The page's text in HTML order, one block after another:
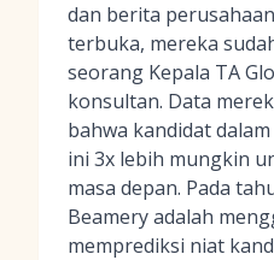
dan berita
terbuka, mereka
seorang Kepala TA
konsultan. Data
bahwa kandidat
ini 3x lebih mungkin
masa depan. Pada
Beamery adalah
memprediksi niat